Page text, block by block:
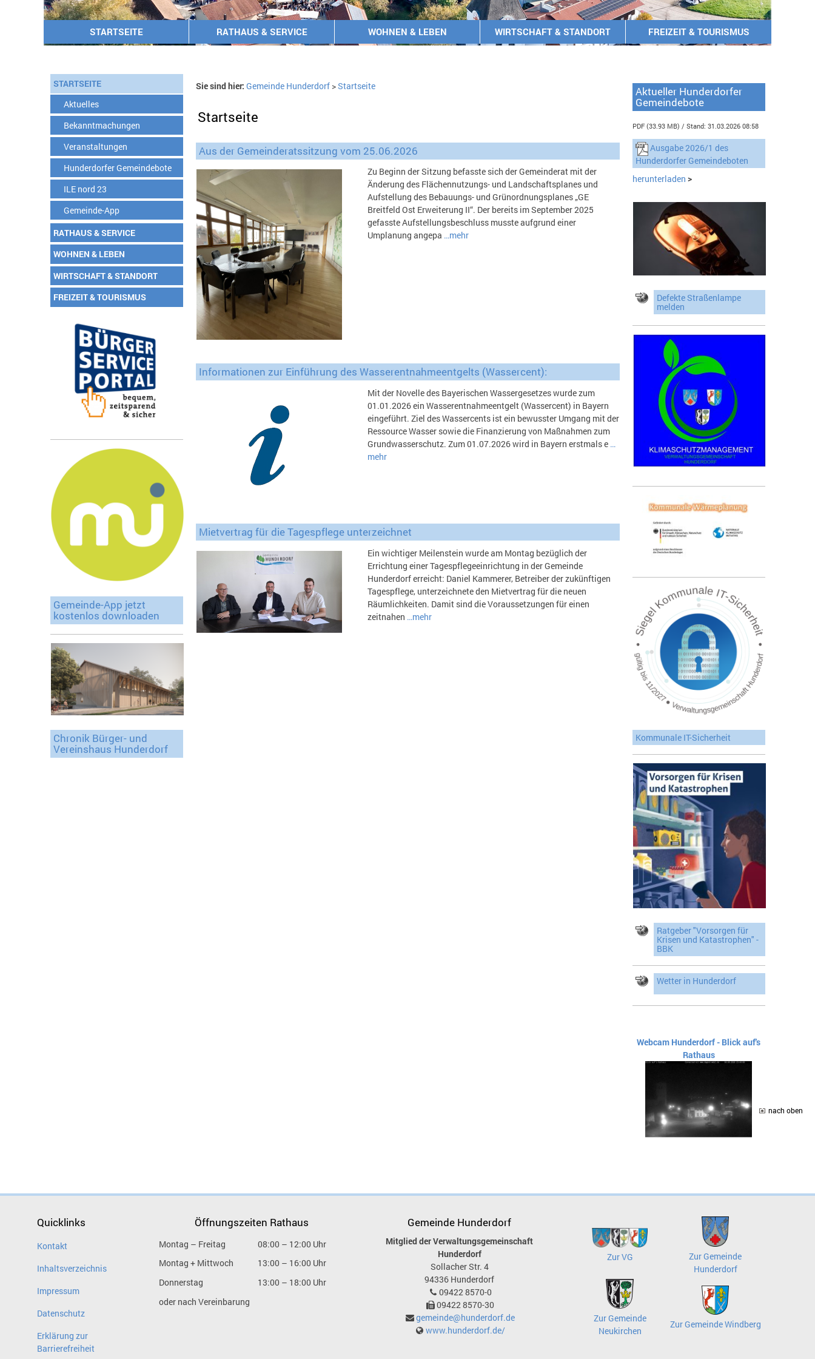
STARTSEITE RATHAUS & SERVICE WOHNEN & LEBEN WIRTSCHAFT & STANDORT FREIZEIT & TOURISMUS
STARTSEITE
Aktuelles
Bekanntmachungen
Veranstaltungen
Hunderdorfer Gemeindebote
ILE nord 23
Gemeinde-App
RATHAUS & SERVICE
WOHNEN & LEBEN
WIRTSCHAFT & STANDORT
FREIZEIT & TOURISMUS
Gemeinde-App jetzt
kostenlos downloaden
Chronik Bürger- und
Vereinshaus Hunderdorf
Sie sind hier: Gemeinde Hunderdorf>Startseite
Startseite
Aus der Gemeinderatssitzung vom 25.06.2026
Zu Beginn der Sitzung befasste sich der Gemeinderat mit der
Änderung des Flächennutzungs- und Landschaftsplanes und
Aufstellung des Bebauungs- und Grünordnungsplanes „GE
Breitfeld Ost Erweiterung II“. Der bereits im September 2025
gefasste Aufstellungsbeschluss musste aufgrund einer
Umplanung angepa …mehr
Informationen zur Einführung des Wasserentnahmeentgelts (Wassercent):
Mit der Novelle des Bayerischen Wassergesetzes wurde zum
01.01.2026 ein Wasserentnahmeentgelt (Wassercent) in Bayern
eingeführt. Ziel des Wassercents ist ein bewusster Umgang mit der
Ressource Wasser sowie die Finanzierung von Maßnahmen zum
Grundwasserschutz. Zum 01.07.2026 wird in Bayern erstmals e …
mehr
Mietvertrag für die Tagespflege unterzeichnet
Ein wichtiger Meilenstein wurde am Montag bezüglich der
Errichtung einer Tagespflegeeinrichtung in der Gemeinde
Hunderdorf erreicht: Daniel Kammerer, Betreiber der zukünftigen
Tagespflege, unterzeichnete den Mietvertrag für die neuen
Räumlichkeiten. Damit sind die Voraussetzungen für einen
zeitnahen …mehr
Aktueller Hunderdorfer
Gemeindebote
PDF (33.93 MB) Stand: 31.03.2026 08:58
Ausgabe 2026/1 des
Hunderdorfer Gemeindeboten
herunterladen >
Defekte Straßenlampe
melden
Kommunale IT-Sicherheit
Ratgeber "Vorsorgen für
Krisen und Katastrophen" -
BBK
Wetter in Hunderdorf
Webcam Hunderdorf - Blick auf's
Rathaus
drucken nach oben
Quicklinks
Kontakt
Inhaltsverzeichnis
Impressum
Datenschutz
Erklärung zur
Barrierefreiheit
Öffnungszeiten Rathaus
Montag – Freitag
08:00 – 12:00 Uhr
Montag + Mittwoch
13:00 – 16:00 Uhr
Donnerstag
13:00 – 18:00 Uhr
oder nach Vereinbarung
Gemeinde Hunderdorf
Mitglied der Verwaltungsgemeinschaft
Hunderdorf
Sollacher Str. 4
94336 Hunderdorf
09422 8570-0
09422 8570-30
gemeinde@hunderdorf.de
www.hunderdorf.de/
Zur VG
Zur Gemeinde
Hunderdorf
Zur Gemeinde
Neukirchen
Zur Gemeinde Windberg